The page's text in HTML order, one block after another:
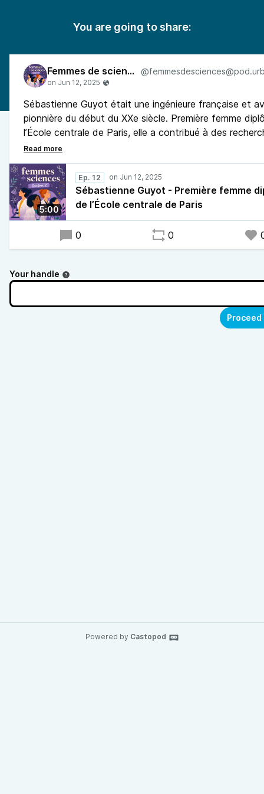
You are going to share:
Femmes de sciences
Sébastienne Guyot était une ingénieure française et
pionnière du début du XXe siècle. Première femme
l’École centrale de Paris, elle a contribué à des
aérodynamique et à la conception de moteurs d’avion.
Courageuse et engagée, elle a aussi participé à la
pendant la Seconde Guerre mondiale.
5:00
Ep. 12
Sébastienne Guyot - Première femme
de l’École centrale de Paris
0 0
Your handle
Powered by Castopod